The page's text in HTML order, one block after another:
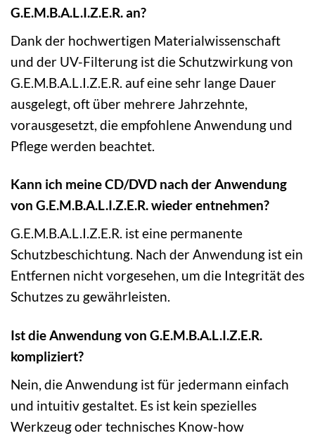
G.E.M.B.A.L.I.Z.E.R. an?
Dank der hochwertigen Materialwissenschaft
und der UV-Filterung ist die Schutzwirkung von
G.E.M.B.A.L.I.Z.E.R. auf eine sehr lange Dauer
ausgelegt, oft über mehrere Jahrzehnte,
vorausgesetzt, die empfohlene Anwendung und
Pflege werden beachtet.
Kann ich meine CD/DVD nach der Anwendung
von G.E.M.B.A.L.I.Z.E.R. wieder entnehmen?
G.E.M.B.A.L.I.Z.E.R. ist eine permanente
Schutzbeschichtung. Nach der Anwendung ist ein
Entfernen nicht vorgesehen, um die Integrität des
Schutzes zu gewährleisten.
Ist die Anwendung von G.E.M.B.A.L.I.Z.E.R.
kompliziert?
Nein, die Anwendung ist für jedermann einfach
und intuitiv gestaltet. Es ist kein spezielles
Werkzeug oder technisches Know-how